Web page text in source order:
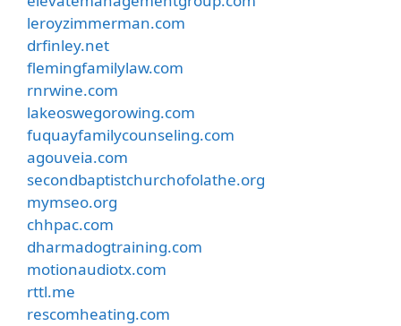
leroyzimmerman.com
drfinley.net
flemingfamilylaw.com
rnrwine.com
lakeoswegorowing.com
fuquayfamilycounseling.com
agouveia.com
secondbaptistchurchofolathe.org
mymseo.org
chhpac.com
dharmadogtraining.com
motionaudiotx.com
rttl.me
rescomheating.com